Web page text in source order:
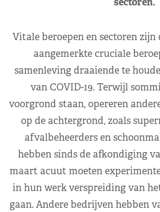
Vitale beroepen en sectoren
aangemerkte cruciale
samenleving draaiende te
van COVID-19. Terwijl
voorgrond staan, opereren
op de achtergrond, zoals
afvalbeheerders en
hebben sinds de afkondiging
maart acuut moeten
in hun werk verspreiding van
gaan. Andere bedrijven hebben